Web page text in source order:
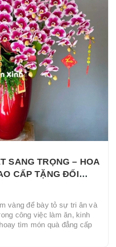
SANG TRỌNG – HOA
CẤP TẶNG ĐỐI
vàng để bày tỏ sự tri ân và
công việc làm ăn, kinh
tìm món quà đẳng cấp